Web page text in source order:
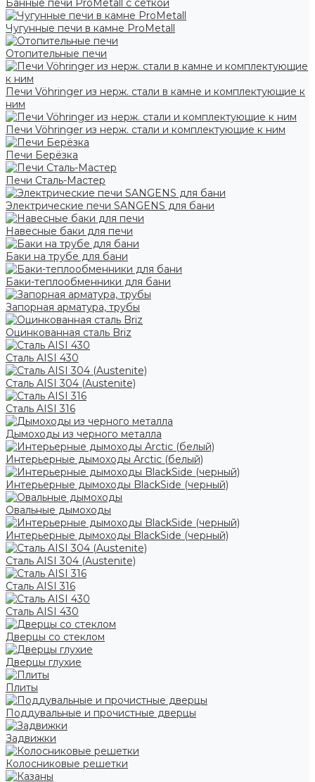
Банные печи ProMetall с сеткой
Чугунные печи в камне ProMetall
Отопительные печи
Печи Vöhringer из нерж. стали в камне и комплектующие к
ним
Печи Vöhringer из нерж. стали и комплектующие к ним
Печи Берёзка
Печи Сталь-Мастер
Электрические печи SANGENS для бани
Навесные баки для печи
Баки на трубе для бани
Баки-теплообменники для бани
Запорная арматура, трубы
Оцинкованная сталь Briz
Сталь AISI 430
Сталь AISI 304 (Austenite)
Сталь AISI 316
Дымоходы из черного металла
Интерьерные дымоходы Arctic (белый)
Интерьерные дымоходы BlackSide (черный)
Овальные дымоходы
Интерьерные дымоходы BlackSide (черный)
Сталь AISI 304 (Austenite)
Сталь AISI 316
Сталь AISI 430
Дверцы со стеклом
Дверцы глухие
Плиты
Поддувальные и прочистные дверцы
Задвижки
Колосниковые решетки